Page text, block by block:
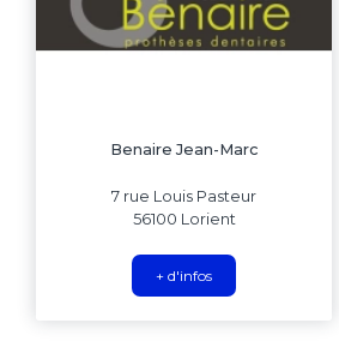
Benaire Jean-Marc
7 rue Louis Pasteur
56100 Lorient
+ d'infos